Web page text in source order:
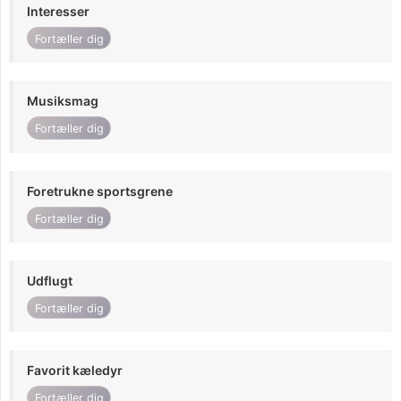
Interesser
Fortæller dig
Musiksmag
Fortæller dig
Foretrukne sportsgrene
Fortæller dig
Udflugt
Fortæller dig
Favorit kæledyr
Fortæller dig